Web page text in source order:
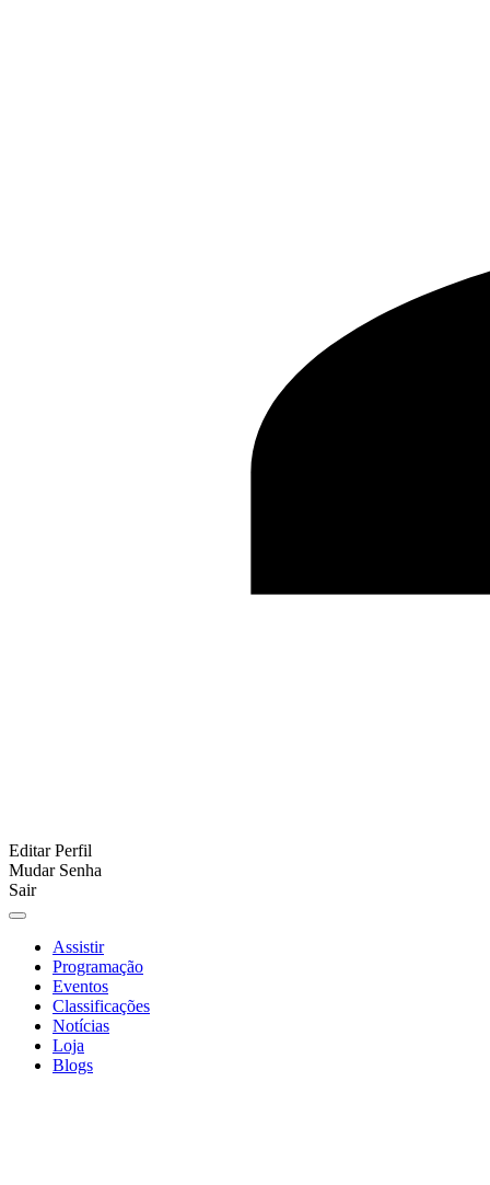
Editar Perfil
Mudar Senha
Sair
Assistir
Programação
Eventos
Classificações
Notícias
Loja
Blogs